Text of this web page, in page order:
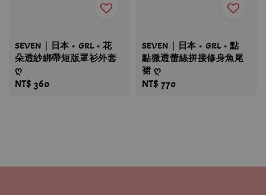
SEVEN｜日本 • GRL • 花
朵透紗綁帶短版罩衫外套
ღ
Regular
NT$ 360
SEVEN｜日本 • GRL • 點
點微透蕾絲拼接修身魚尾
裙 ღ
Regular
NT$ 770